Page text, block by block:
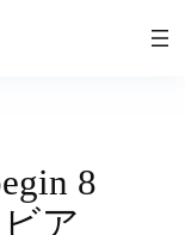
8
ア